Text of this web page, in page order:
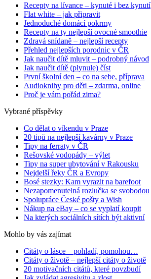
Recepty na lívance – kynuté i bez kynutí
Flat white – jak připravit
Jednoduché domácí pokrmy
Recepty na ty nejlepší ovocné smoothie
Zdravá snídaně – nejlepší recepty
Přehled nejlepších porodnic v ČR
Jak naučit dítě mluvit – podrobný návod
Jak naučit dítě (plynule) číst
První školní den – co na sebe, příprava
Audioknihy pro děti – zdarma, online
Proč je vám pořád zima?
Vybrané příspěvky
Co dělat o víkendu v Praze
20 tipů na nejlepší kavárny v Praze
Tipy na ferraty v ČR
Rešovské vodopády – výlet
Tipy na super ubytování v Rakousku
Nejdelší řeky ČR a Evropy
Bosé stezky: Kam vyrazit na barefoot
Nezapomenutelná rozlučka se svobodou
Spolupráce České pošty a Wish
Nákup na eBay – co se vyplatí koupit
Na kterých sociálních sítích být aktivní
Mohlo by vás zajímat
Citáty o lásce – pohladí, pomohou…
Citáty o životě – nejlepší citáty o životě
20 motivačních citátů, které povzbudí